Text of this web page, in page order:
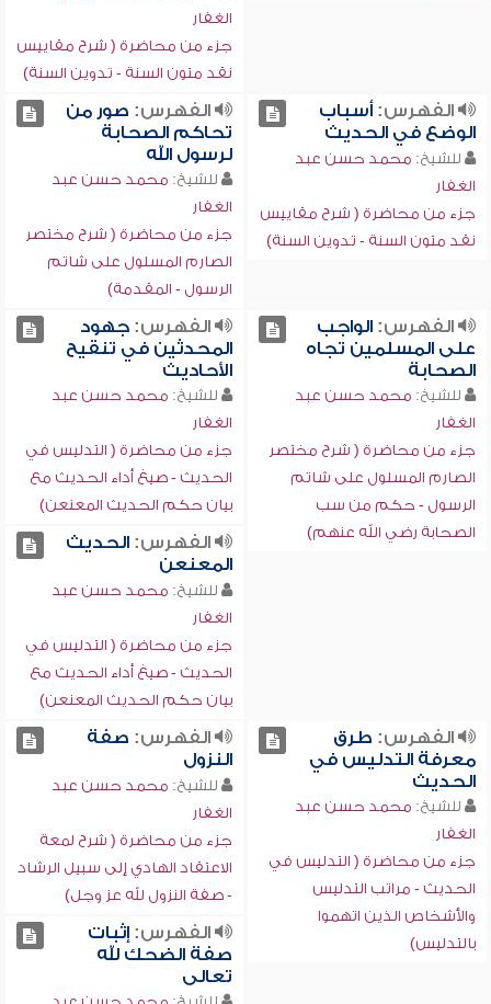
الغفار
جزء من محاضرة ( شرح مقاييس
نقد متون السنة - تدوين السنة)
الفهرس:أسباب
الوضع في الحديث
للشيخ: محمد حسن عبد
الغفار
جزء من محاضرة ( شرح مقاييس
نقد متون السنة - تدوين السنة)
الفهرس: صور من
تحاكم الصحابة
لرسول الله
للشيخ: محمد حسن عبد
الغفار
جزء من محاضرة ( شرح مختصر
الصارم المسلول على شاتم
الرسول - المقدمة)
الفهرس:الواجب
على المسلمين تجاه
الصحابة
للشيخ: محمد حسن عبد
الغفار
جزء من محاضرة ( شرح مختصر
الصارم المسلول على شاتم
الرسول - حكم من سب
الصحابة رضي الله عنهم)
الفهرس:جهود
المحدثين في تنقيح
الأحاديث
للشيخ: محمد حسن عبد
الغفار
جزء من محاضرة ( التدليس في
الحديث - صيغ أداء الحديث مع
بيان حكم الحديث المعنعن)
الفهرس:الحديث
المعنعن
للشيخ: محمد حسن عبد
الغفار
جزء من محاضرة ( التدليس في
الحديث - صيغ أداء الحديث مع
بيان حكم الحديث المعنعن)
الفهرس: طرق
معرفة التدليس في
الحديث
للشيخ: محمد حسن عبد
الغفار
جزء من محاضرة ( التدليس في
الحديث - مراتب التدليس
والأشخاص الذين اتهموا
بالتدليس)
الفهرس: صفة
النزول
للشيخ: محمد حسن عبد
الغفار
جزء من محاضرة ( شرح لمعة
الاعتقاد الهادي إلى سبيل الرشاد
- صفة النزول لله عز وجل)
الفهرس:إثبات
صفة الضحك لله
تعالى